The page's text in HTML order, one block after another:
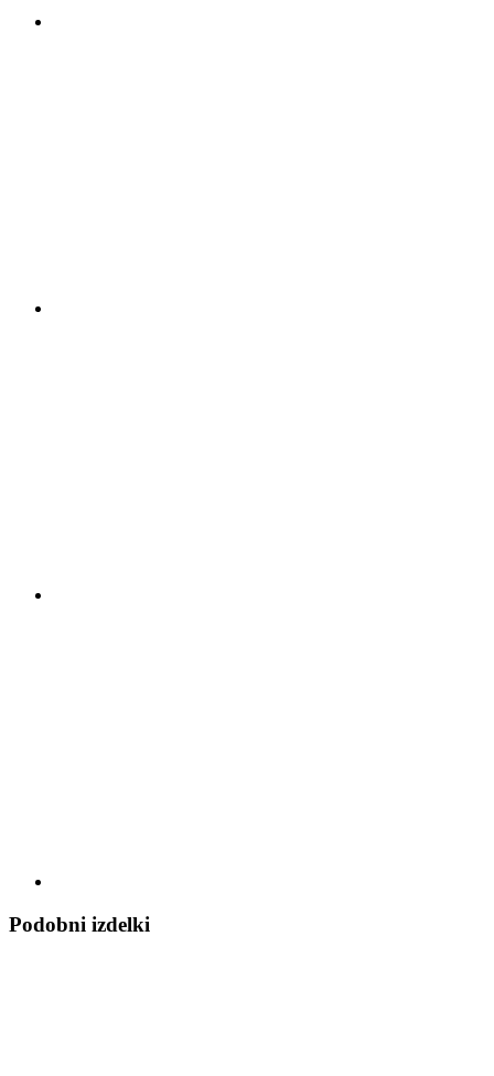
Podobni izdelki